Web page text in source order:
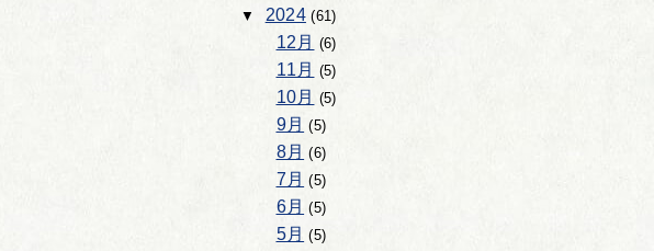
2024(61)
12月 (6)
11月 (5)
10月 (5)
9月 (5)
8月 (6)
7月 (5)
6月 (5)
5月 (5)